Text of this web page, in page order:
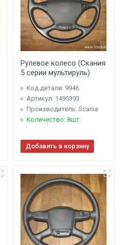
Рулевое колесо (Скания
5 серии мультируль)
Код детали: 9946
Артикул: 1495393
Производитель: Scania
Количество: 8шт.
Добавить в корзину